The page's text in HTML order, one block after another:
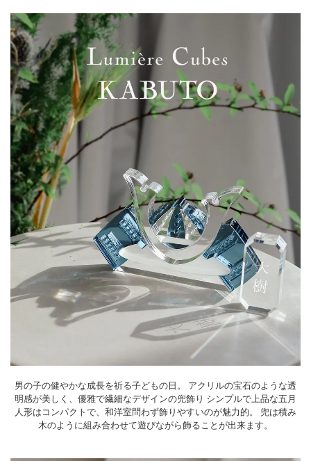
男の子の健やかな成長を祈る子どもの日。
アクリルの宝石のような透
明感が美しく、優雅で繊細なデザインの兜飾り シンプルで上品な五月
人形はコンパクトで、和洋室問わず飾りやすいのが魅力的。
兜は積み
木のように組み合わせて遊びながら飾ることが出来ます。